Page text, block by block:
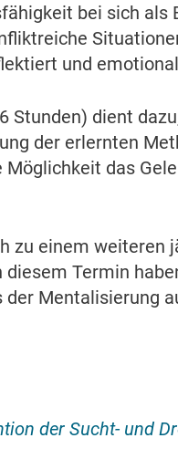
bei sich als
und
Stunden) dient
der erlernten
das
zu einem weiteren
diesem Termin
Mentalisierung
der Sucht- und